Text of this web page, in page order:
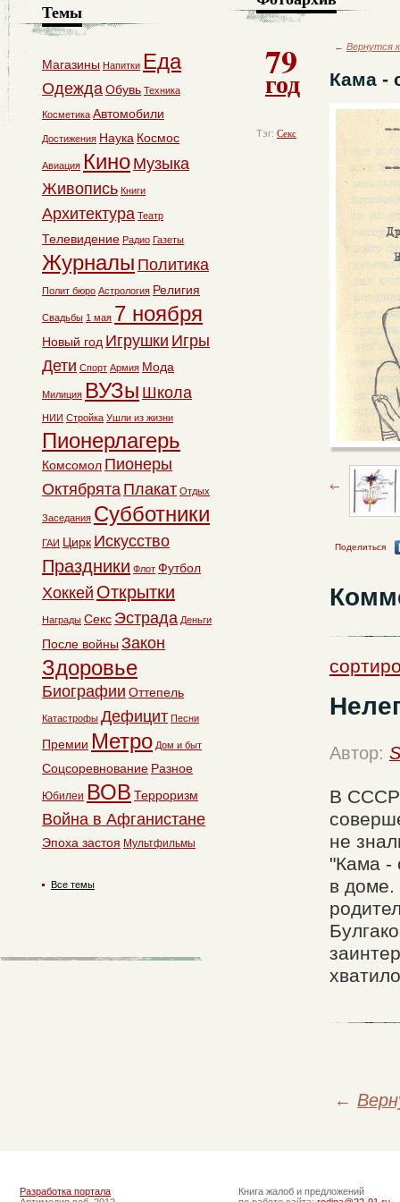
79
год
Тэг: Секс
← Вернутся
Кама -
Поделиться
Автор:
В СССР
не
"Кама -
в доме.
←
Темы
Магазины Напитки Еда
ОдеждаОбувь Техника
Косметика Автомобили
Достижения Наука Космос
Авиация Кино Музыка
Живопись Книги
Архитектура Театр
Телевидение Радио Газеты
Журналы Политика
Полит бюро Астрология Религия
Свадьбы 1 мая 7 ноября
Новый год Игрушки Игры
Дети Спорт Армия Мода
Милиция ВУЗы Школа
НИИ Стройка Ушли из жизни
Пионерлагерь
Комсомол Пионеры
Октябрята Плакат Отдых
Заседания Субботники
ГАИ Цирк Искусство
Праздники Флот Футбол
Хоккей Открытки
Награды Секс Эстрада Деньги
После войны Закон
Здоровье
Биографии Оттепель
Катастрофы Дефицит Песни
Премии Метро Дом и быт
Соцсоревнование Разное
Юбилеи ВОВ Терроризм
Война в Афганистане
Эпоха застоя Мультфильмы
Все темы
Разработка портала
Книга жалоб и предложений